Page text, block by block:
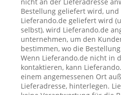
Bestellung geliefert wird,
Lieferando.de geliefert wird
selbst), wird Lieferando.de
unternehmen, um den
bestimmen, wo die
Wenn Lieferando.de nicht in
kontaktieren, kann
einem angemessenen Ort
Lieferadresse, hinterlegen.